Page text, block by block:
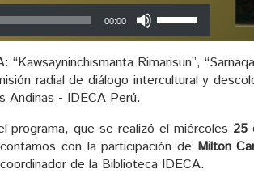
Reproductor
de
audio
00:00
de
flecha
aumentar
o
disminuir
“Kawsayninchismanta Rimarisun”,
radial de diálogo intercultural y
Andinas - IDECA Perú.
programa, que se realizó el miércoles 25
con la participación de Milton
de la Biblioteca IDECA.